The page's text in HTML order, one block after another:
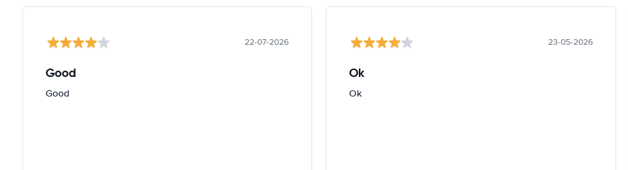
22-07-2026
Good
Good
23-05-2026
Ok
Ok